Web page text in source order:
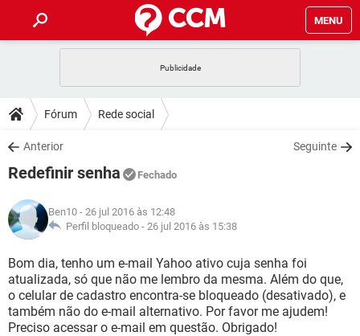
MENU
CELULAR
OUTLOOK
INSTAGRAM
GUIA DE COMPRAS
DICAS
JOGOS
INSTAGRAM
GUIA DE COMPRAS
DOWNLOADS
JOGOS
CELULAR
OUTLOOK EXCEL
INSTAGRAM GMAIL
GUIA DE COMPRAS
JOGOS
CELULAR
OUTLOOK EXCEL
INSTAGRAM GMAIL
GUIA DE COMPRAS
GLOSSÁRIO
JOGOS WHATSAPP
CELULAR FACEBOOK
OUTLOOK EXCEL
Fórum Rede social
Anterior Seguinte
Redefinir senha Fechado
Ben10 - 26 jul 2016 às 12:48
Perfil bloqueado - 26 jul 2016 às 15:38
Bom dia, tenho um e-mail Yahoo ativo cuja senha foi
atualizada, só que não me lembro da mesma. Além do que,
o celular de cadastro encontra-se bloqueado (desativado), e
também não do e-mail alternativo. Por favor me ajudem!
Preciso acessar o e-mail em questão. Obrigado!